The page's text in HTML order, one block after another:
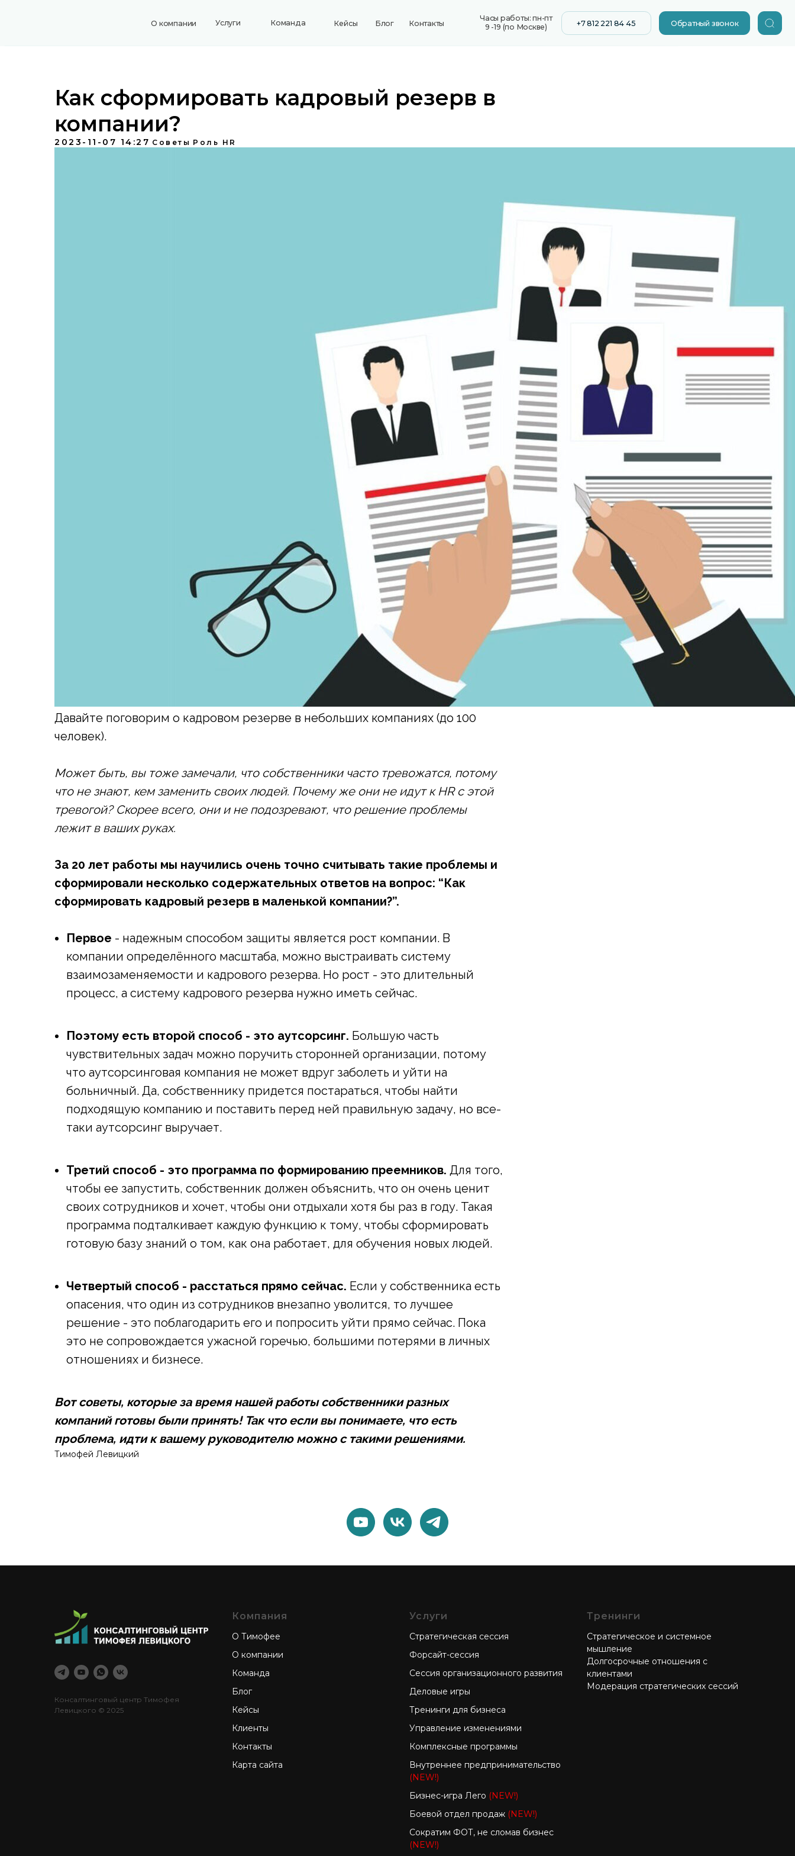
Обратный звонок
+7 812 221 84 45
Услуги Команда
О компании Кейсы Блог Контакты
Часы работы: пн-пт
9 -19 (по Москве)
Как сформировать кадровый резерв в
компании?
2023-11-07 14:27 Советы Роль HR
Давайте поговорим о кадровом резерве в небольших компаниях (до 100
человек).
Может быть, вы тоже замечали, что собственники часто тревожатся, потому
что не знают, кем заменить своих людей. Почему же они не идут к HR с этой
тревогой? Скорее всего, они и не подозревают, что решение проблемы
лежит в ваших руках.
За 20 лет работы мы научились очень точно считывать такие проблемы и
сформировали несколько содержательных ответов на вопрос: “Как
сформировать кадровый резерв в маленькой компании?”.
Первое - надежным способом защиты является рост компании. В
компании определённого масштаба, можно выстраивать систему
взаимозаменяемости и кадрового резерва. Но рост - это длительный
процесс, а систему кадрового резерва нужно иметь сейчас.
Поэтому есть второй способ - это аутсорсинг. Большую часть
чувствительных задач можно поручить сторонней организации, потому
что аутсорсинговая компания не может вдруг заболеть и уйти на
больничный. Да, собственнику придется постараться, чтобы найти
подходящую компанию и поставить перед ней правильную задачу, но все-
таки аутсорсинг выручает.
Третий способ - это программа по формированию преемников. Для того,
чтобы ее запустить, собственник должен объяснить, что он очень ценит
своих сотрудников и хочет, чтобы они отдыхали хотя бы раз в году. Такая
программа подталкивает каждую функцию к тому, чтобы сформировать
готовую базу знаний о том, как она работает, для обучения новых людей.
Четвертый способ - расстаться прямо сейчас. Если у собственника есть
опасения, что один из сотрудников внезапно уволится, то лучшее
решение - это поблагодарить его и попросить уйти прямо сейчас. Пока
это не сопровождается ужасной горечью, большими потерями в личных
отношениях и бизнесе.
Вот советы, которые за время нашей работы собственники разных
компаний готовы были принять! Так что если вы понимаете, что есть
проблема, идти к вашему руководителю можно с такими решениями.
Тимофей Левицкий
Консалтинговый центр Тимофея
Левицкого © 2025
Компания
О Тимофее
О компании
Команда
Блог
Кейсы
Клиенты
Контакты
Карта сайта
Услуги
Стратегическая сессия
Форсайт-сессия
Сессия организационного развития
Деловые игры
Тренинги для бизнеса
Управление изменениями
Комплексные программы
Внутреннее предпринимательство
(NEW!)
Бизнес-игра Лего (NEW!)
Боевой отдел продаж (NEW!)
Сократим ФОТ, не сломав бизнес
(NEW!)
Тренинги
Стратегическое и системное
мышление
Долгосрочные отношения с
клиентами
Модерация стратегических сессий